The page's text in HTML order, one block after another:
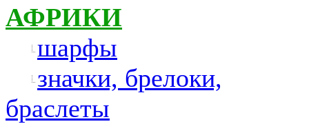
АФРИКИ
шарфы
значки, брелоки,
браслеты